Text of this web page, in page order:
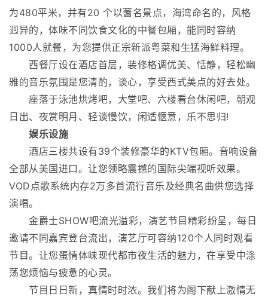
为480平米，并有20 个以蓍名景点，海湾命名的，风格
迥异的，体味不同饮食文化的中餐包厢，能同时容纳
1000人就餐，为您提供正宗新派粤菜和生猛海鲜料理。
西餐厅设在酒店首层，装修格调优美、恬静，轻松幽
雅的音乐氛围是您清酌，谈心，享受西式美点的好去处。
座落于泳池烘烤吧，大堂吧、六楼看台休闲吧，朝观
日出、夜赏明月、轻谈慢饮，闲适惬意，乐不思归!
娱乐设施
酒店三楼共设有39个装修豪华的KTV包厢。音响设备
全部从美国进口。让您领略震撼的国际尖端视听效果。
VOD点歌系统内存2万多首流行音乐及经典名曲供您选择
演唱。
金爵士SHOW吧流光溢彩，演艺节目精彩纷呈，每日
邀请不同嘉宾登台流出，演艺厅可容纳120个人同时观看
节目。让您蛋情体味现代都市夜生活的魅力，在享受中涤
荡您烦恼与疲惫的心灵。
节目日日新，真情时时浓。我们将为阁下献上激情无